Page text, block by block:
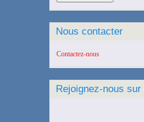
Nous contacter
Contactez-nous
Rejoignez-nous